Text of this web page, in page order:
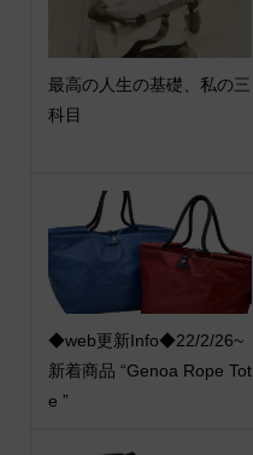
最高の人生の基礎、私の三
科目
◆web更新Info◆22/2/26~
新着商品 “Genoa Rope Tot
e ”